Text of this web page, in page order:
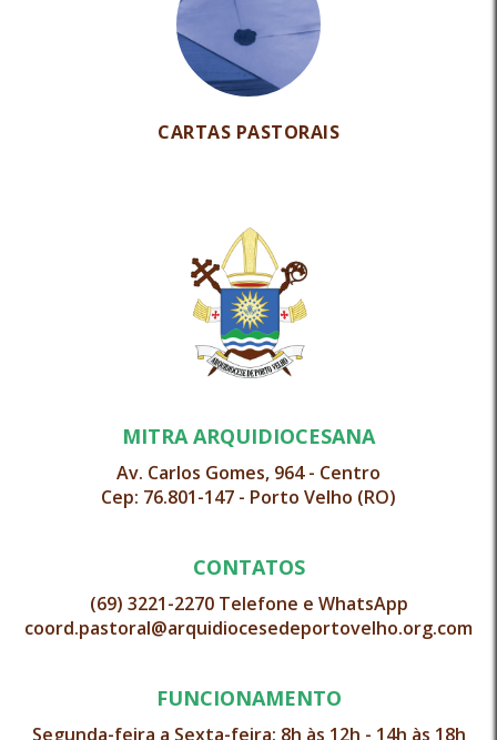
CARTAS PASTORAIS
MITRA ARQUIDIOCESANA
Av. Carlos Gomes, 964 - Centro
Cep: 76.801-147 - Porto Velho (RO)
CONTATOS
(69) 3221-2270 Telefone e WhatsApp
coord.pastoral@arquidiocesedeportovelho.org.com
FUNCIONAMENTO
Segunda-feira a Sexta-feira: 8h às 12h - 14h às 18h